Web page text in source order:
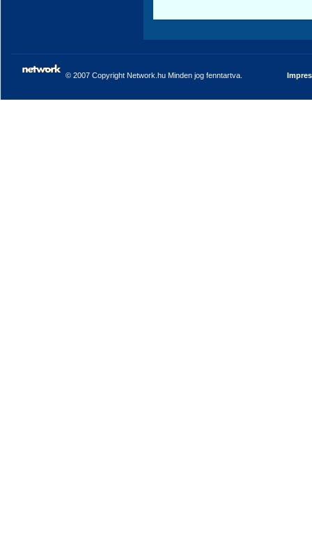
© 2007 Copyright Network.hu Minden jog fenntartva.